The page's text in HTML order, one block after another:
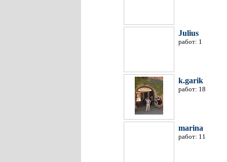
Julius
работ: 1
k.garik
работ: 18
marina
работ: 11